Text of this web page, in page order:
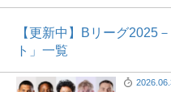
【更新中】Bリーグ2025
ト」一覧